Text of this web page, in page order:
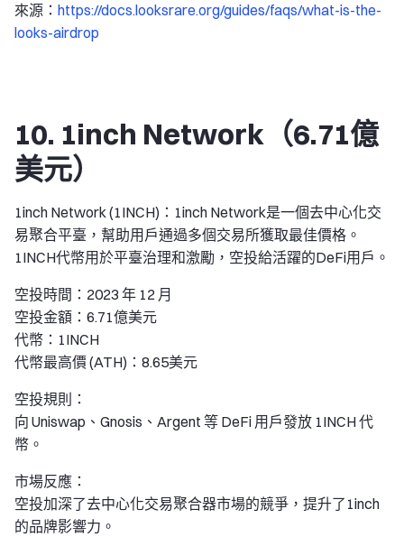
來源： https://docs.looksrare.org/guides/faqs/what-is-the-
looks-airdrop
10. 1inch Network（6.71億
美元）
1inch Network (1INCH)：1inch Network是一個去中心化交
易聚合平臺，幫助用戶通過多個交易所獲取最佳價格。
1INCH代幣用於平臺治理和激勵，空投給活躍的DeFi用戶。
空投時間：2023 年 12 月
空投金額：6.71億美元
代幣：1INCH
代幣最高價 (ATH)：8.65美元
空投規則：
向 Uniswap、Gnosis、Argent 等 DeFi 用戶發放 1INCH 代
幣。
市場反應：
空投加深了去中心化交易聚合器市場的競爭，提升了1inch
的品牌影響力。